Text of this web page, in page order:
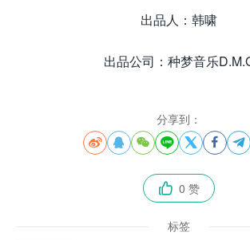
出品人：韩啸
出品公司：种梦音乐
分享到：
      
 0 赞
标签